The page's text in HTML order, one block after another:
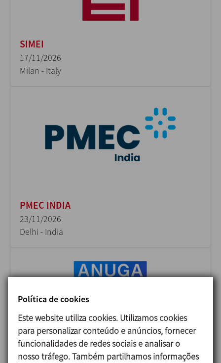
SIMEI
17/11/2026
Milan - Italy
PMEC INDIA
23/11/2026
Delhi - India
Política de cookies
Este website utiliza cookies. Utilizamos cookies
para personalizar conteúdo e anúncios, fornecer
funcionalidades de redes sociais e analisar o
nosso tráfego. Também partilhamos informações